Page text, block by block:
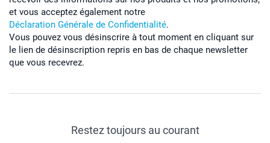
et vous acceptez également notre
Déclaration Générale de Confidentialité.
Vous pouvez vous désinscrire à tout moment en cliquant sur
le lien de désinscription repris en bas de chaque newsletter
que vous recevrez.
Restez toujours au courant